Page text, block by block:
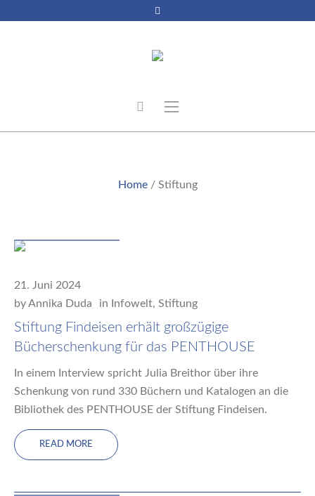
Home / Stiftung
21. Juni 2024
byAnnika Duda in Infowelt, Stiftung
Stiftung Findeisen erhält großzügige
Bücherschenkung für das PENTHOUSE
In einem Interview spricht Julia Breithor über ihre
Schenkung von rund 330 Büchern und Katalogen an die
Bibliothek des PENTHOUSE der Stiftung Findeisen.
READ MORE